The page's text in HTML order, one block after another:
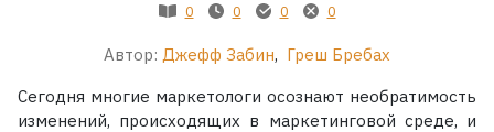
0 0 0 0
Автор: Джефф Забин, Греш Бребах
Сегодня многие маркетологи осознают необратимость
изменений, происходящих в маркетинговой среде, и